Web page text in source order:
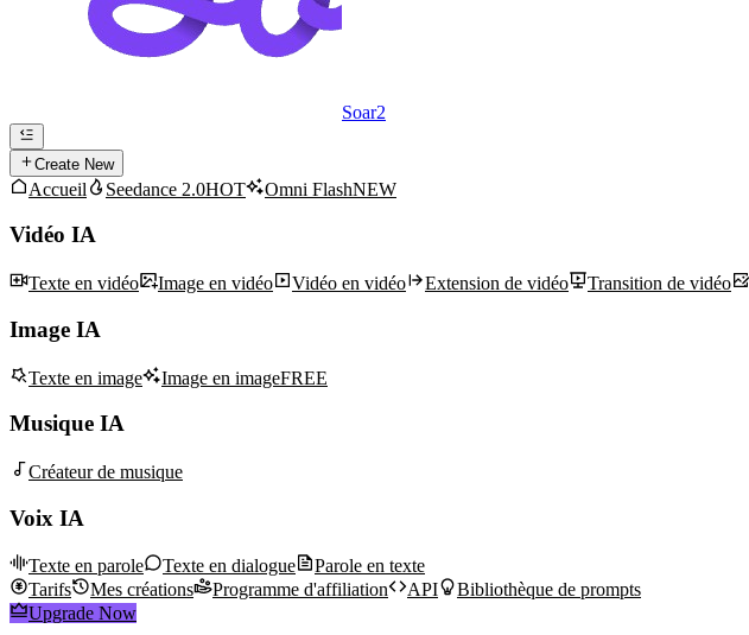
Soar2
Create New
Accueil Seedance 2.0HOT Omni FlashNEW
Vidéo IA
Texte en vidéo Image en vidéo Vidéo en vidéo Extension de vidéo Transition de vidéo
Image IA
Texte en image Image en imageFREE
Musique IA
Créateur de musique
Voix IA
Texte en parole Texte en dialogue
Parole en texte
Tarifs
Mes créations Programme d'affiliation API
Bibliothèque de prompts
Upgrade Now